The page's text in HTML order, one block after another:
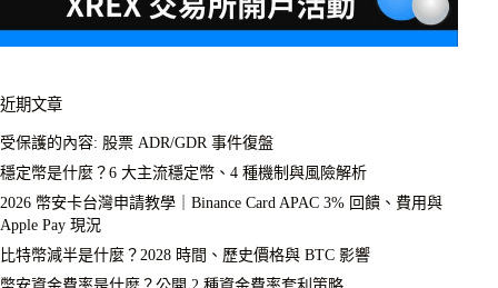
近期文章
受保護的內容: 股票 ADR/GDR 事件復盤
穩定幣是什麼？6 大主流穩定幣、4 種機制與風險解析
2026 幣安卡台灣申請教學｜Binance Card APAC 3% 回饋、費用與
Apple Pay 現況
比特幣減半是什麼？2028 時間、歷史價格與 BTC 影響